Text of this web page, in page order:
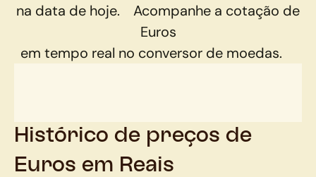
na data de hoje.
Acompanhe a cotação de
Euros
em tempo real no conversor de moedas.
Histórico de preços de
Euros em Reais